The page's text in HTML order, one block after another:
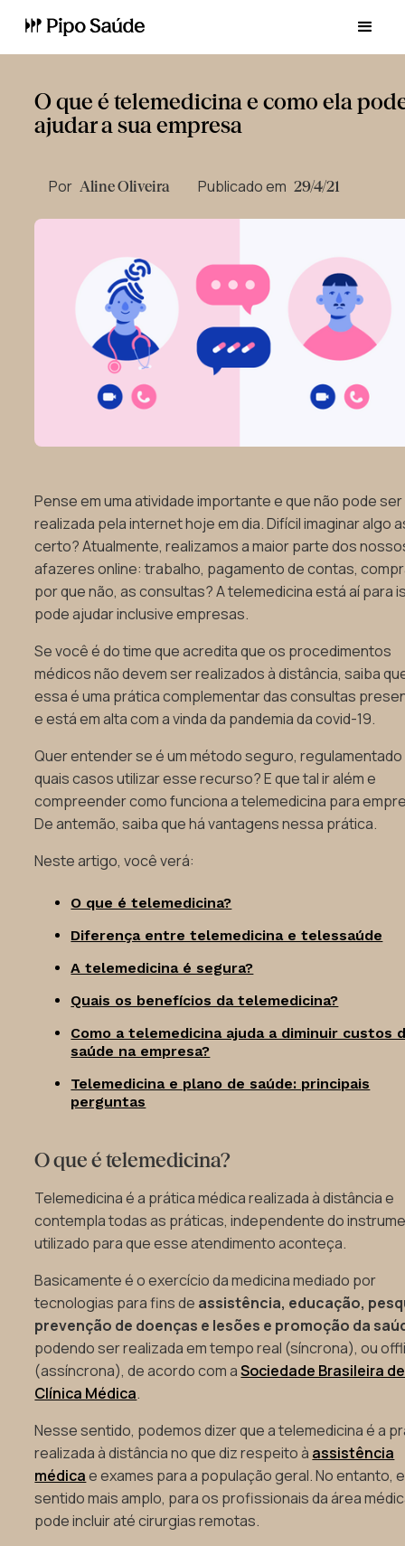
O que é telemedicina e como ela
ajudar a sua empresa
Por Aline Oliveira Publicado em 29/4/21
Pense em uma atividade importante e que não pode ser
realizada pela internet hoje em dia. Difícil imaginar algo
certo? Atualmente, realizamos a maior parte dos
afazeres online: trabalho, pagamento de contas,
por que não, as consultas? A telemedicina está aí para
pode ajudar inclusive empresas.
Se você é do time que acredita que os procedimentos
médicos não devem ser realizados à distância, saiba
essa é uma prática complementar das consultas
e está em altacom a vinda da pandemia da covid-19.
Quer entender se é um método seguro, regulamentado
quais casos utilizar esse recurso? E que tal ir além e
compreender como funciona a telemedicina para
De antemão, saiba que há vantagens nessa prática.
Neste artigo, você verá:
O que é telemedicina?
Diferença entre telemedicina e telessaúde
A telemedicina é segura?
Quais os benefícios da telemedicina?
Como a telemedicina ajuda a diminuir custos
saúde na empresa?
Telemedicina e plano de saúde: principais
perguntas
O que é telemedicina?
Telemedicina é a prática médica realizada à distância e
contempla todas as práticas, independente do
utilizado para que esse atendimento aconteça.
Basicamente é o exercício da medicina mediado por
tecnologias para fins de assistência, educação,
prevenção de doenças e lesões e promoção da
podendo ser realizada em tempo real (síncrona), ou
(assíncrona), de acordo com aSociedade Brasileira de
Clínica Médica.
Nesse sentido, podemos dizer que a telemedicina é a
realizada à distância no que diz respeito à assistência
médicae exames para a população geral. No entanto,
sentido mais amplo, para os profissionais da área
pode incluir até cirurgias remotas.